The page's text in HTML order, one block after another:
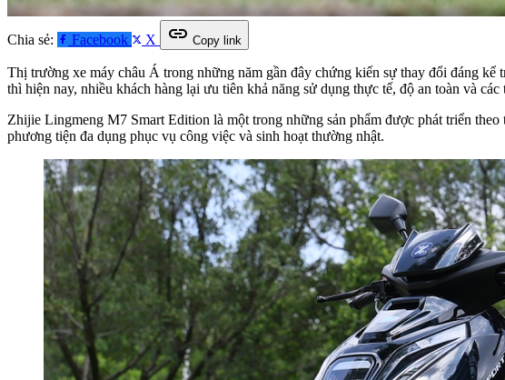
Chia sẻ: Facebook X link Copy link
Thị trường xe máy châu Á trong những năm gần đây chứng kiến sự thay đổi đáng
thì hiện nay, nhiều khách hàng lại ưu tiên khả năng sử dụng thực tế, độ an toàn và
Zhijie Lingmeng M7 Smart Edition là một trong những sản phẩm được phát triển
phương tiện đa dụng phục vụ công việc và sinh hoạt thường nhật.